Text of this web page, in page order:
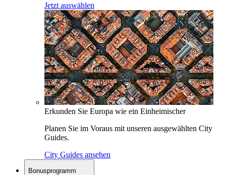
Jetzt auswählen
Erkunden Sie Europa wie ein Einheimischer
Planen Sie im Voraus mit unseren ausgewählten City
Guides.
City Guides ansehen
Bonusprogramm